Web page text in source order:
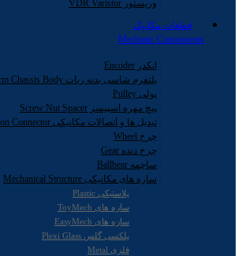
وریستور VDR Varistor
قطعات مکانیک
Mechanic Components
انکدر Encoder
پلتفرم شاسی بدنه ربات Platform Chassis Body
پولی Pulley
پیچ مهره اسپیسر Screw Nut Spacer
تبدیل ها و اتصالات مکانیکی Junction Connector
چرخ Wheel
چرخ دنده Gear
ساچمه Ballbear
سازه های مکانیکی Mechanical Structure
پلاستیکی Plastic
سازه های ToyMech
سازه های EasyMech
پلکسی گلس Plexi Glass
فلزی Metal